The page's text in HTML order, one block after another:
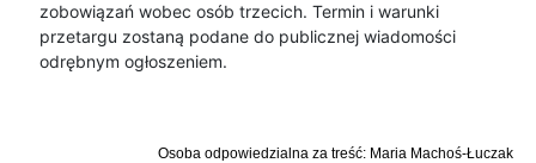
zobowiązań wobec osób trzecich. Termin i warunki
przetargu zostaną podane do publicznej wiadomości
odrębnym ogłoszeniem.
Osoba odpowiedzialna za treść: Maria Machoś-Łuczak